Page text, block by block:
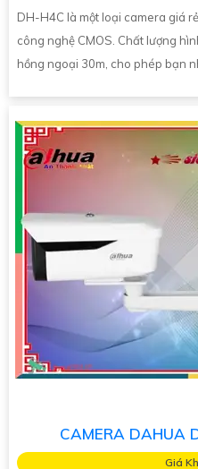
DH-H4C là một loại camera giá
công nghệ CMOS. Chất lượng
hồng ngoại 30m, cho phép bạn
CAMERA DAHUA
Giá